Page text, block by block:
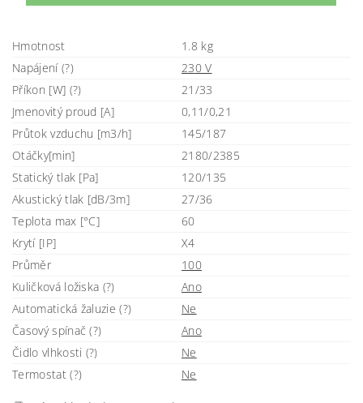
Hmotnost
1.8 kg
Napájení (?)
230 V
Příkon [W] (?)
21/33
Jmenovitý proud [A]
0,11/0,21
Průtok vzduchu [m3/h]
145/187
Otáčky[min]
2180/2385
Statický tlak [Pa]
120/135
Akustický tlak [dB/3m]
27/36
Teplota max [°C]
60
Krytí [IP]
X4
Průměr
100
Kuličková ložiska (?)
Ano
Automatická žaluzie (?)
Ne
Časový spínač (?)
Ano
Čidlo vlhkosti (?)
Ne
Termostat (?)
Ne